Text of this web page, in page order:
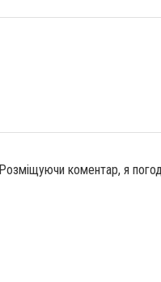
Розміщуючи коментар, я